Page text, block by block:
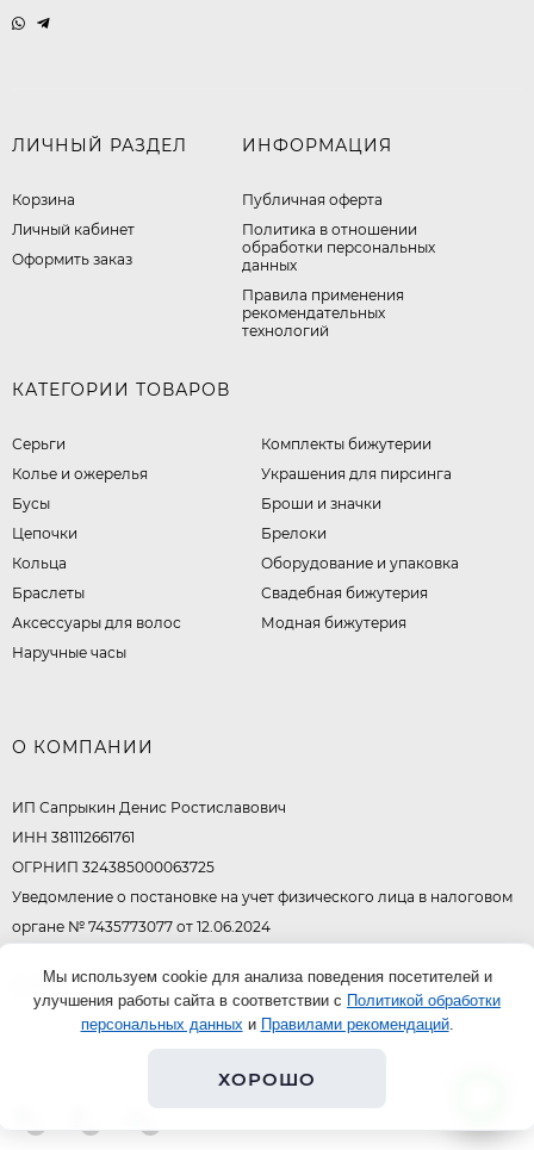
ЛИЧНЫЙ РАЗДЕЛ
Корзина
Личный кабинет
Оформить заказ
ИНФОРМАЦИЯ
Публичная оферта
​Политика в отношении
обработки персональных
данных
Правила применения
рекомендательных
технологий
КАТЕГОРИИ ТОВАРОВ
Серьги
Колье и ожерелья
Бусы
Цепочки
Кольца
Браслеты
Аксессуары для волос
Наручные часы
Комплекты бижутерии
Украшения для пирсинга
Броши и значки
Брелоки
Оборудование и упаковка
Свадебная бижутерия
Модная бижутерия
О КОМПАНИИ
ИП Сапрыкин Денис Ростиславович
ИНН 381112661761
ОГРНИП 324385000063725
Уведомление о постановке на учет физического лица в налоговом
органе № 7435773077 от 12.06.2024
© 2026
Мы используем cookie для анализа поведения посетителей и
улучшения работы сайта в соответствии с Политикой обработки
персональных данных и Правилами рекомендаций.
ХОРОШО